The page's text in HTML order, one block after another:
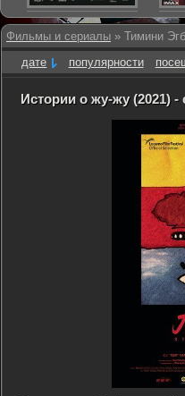
Фильмы и сериалы » Тимини
дате
популярности
Истории о жу-жу (2021) -